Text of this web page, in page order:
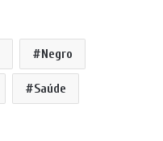
Negro
Saúde